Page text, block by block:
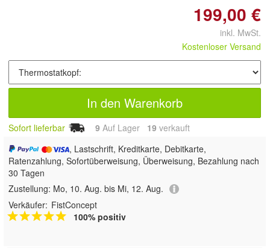
199,00 €
inkl. MwSt.
Kostenloser Versand
In den Warenkorb
Sofort lieferbar 9 Auf Lager 19 verkauft
, Lastschrift, Kreditkarte, Debitkarte,
Ratenzahlung, Sofortüberweisung, Überweisung, Bezahlung nach
30 Tagen
Zustellung: Mo, 10. Aug. bis Mi, 12. Aug.
Verkäufer: FistConcept
100% positiv